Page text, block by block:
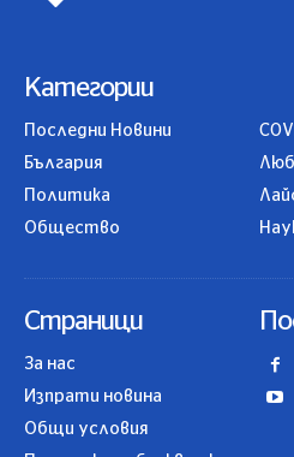
Категории
Последни Новини
България
Политика
Общество
Страници
За нас
Изпрати новина
Общи условия